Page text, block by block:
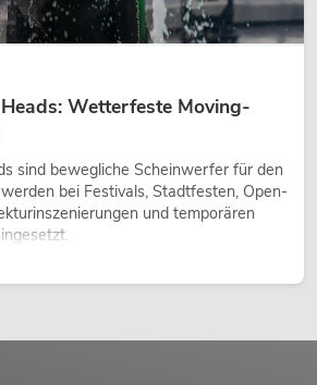
Wetterfeste Moving-
sind bewegliche Scheinwerfer für den
bei Festivals, Stadtfesten, Open-
und temporären